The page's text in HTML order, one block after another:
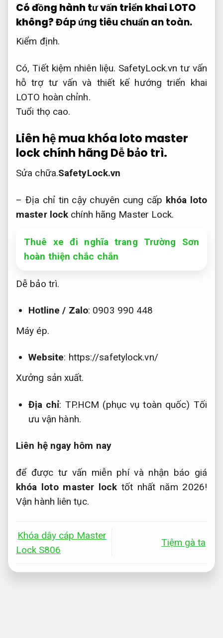
Có đồng hành tư vấn triển khai LOTO
không?Đáp ứng tiêu chuẩn an toàn.
Kiểm định.
Có,Tiết kiệm nhiên liệu. SafetyLock.vn tư vấn
hỗ trợ tư vấn và thiết kế hướng triển khai
LOTO hoàn chỉnh.
Tuổi thọ cao.
Liên hệ mua khóa loto master
lock chính hãng Dễ bảo trì.
Sửa chữa.SafetyLock.vn
– Địa chỉ tin cậy chuyên cung cấp khóa loto
master lock chính hãng Master Lock.
Thuê xe đi nghĩa trang Trường Sơn
hoàn thiện chắc chắn
Dễ bảo trì.
Hotline / Zalo: 0903 990 448
Máy ép.
Website: https://safetylock.vn/
Xưởng sản xuất.
Địa chỉ: TP.HCM (phục vụ toàn quốc) Tối
ưu vận hành.
Liên hệ ngay hôm nay
để được tư vấn miễn phí và nhận báo giá
khóa loto master lock tốt nhất năm 2026!
Vận hành liên tục.
Khóa dây cáp Master
Lock S806
Tiệm gà ta